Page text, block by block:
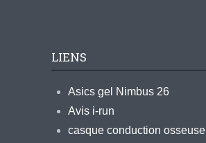
LIENS
Asics gel Nimbus 26
Avis i-run
casque conduction osseuse